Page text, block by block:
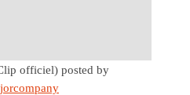
officiel) posted by